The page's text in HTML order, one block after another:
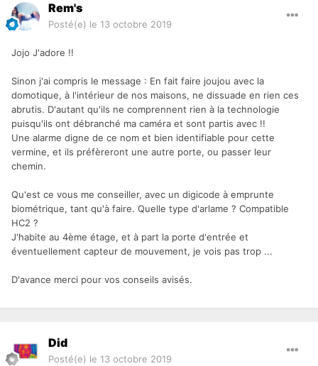
Rem's
Posté(e) le 13 octobre 2019
Jojo J'adore !!
Sinon j'ai compris le message : En fait faire joujou avec la
domotique, à l'intérieur de nos maisons, ne dissuade en rien ces
abrutis. D'autant qu'ils ne comprennent rien à la technologie
puisqu'ils ont débranché ma caméra et sont partis avec !!
Une alarme digne de ce nom et bien identifiable pour cette
vermine, et ils préfèreront une autre porte, ou passer leur
chemin.
Qu'est ce vous me conseiller, avec un digicode à emprunte
biométrique, tant qu'à faire. Quelle type d'arlame ? Compatible
HC2 ?
J'habite au 4ème étage, et à part la porte d'entrée et
éventuellement capteur de mouvement, je vois pas trop ...
D'avance merci pour vos conseils avisés.
Did
Posté(e) le 13 octobre 2019